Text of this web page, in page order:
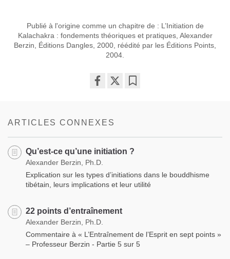
Publié à l'origine comme un chapitre de : L’Initiation de
Kalachakra : fondements théoriques et pratiques, Alexander
Berzin, Éditions Dangles, 2000, réédité par les Éditions Points,
2004.
ARTICLES CONNEXES
Qu’est-ce qu’une initiation ?
Alexander Berzin, Ph.D.
Explication sur les types d’initiations dans le bouddhisme
tibétain, leurs implications et leur utilité
22 points d’entraînement
Alexander Berzin, Ph.D.
Commentaire à « L’Entraînement de l’Esprit en sept points »
– Professeur Berzin - Partie 5 sur 5